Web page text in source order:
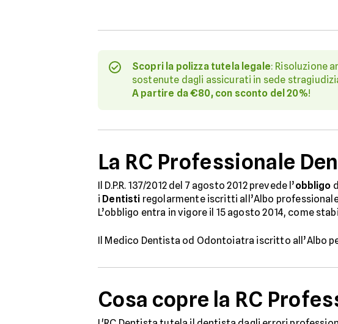
Scopri la polizza tutela legale: Risoluzione
sostenute dagli assicurati in sede
A partire da €80, con sconto del 20%!
La RC Professionale
Il D.P.R. 137/2012 del 7 agosto 2012 prevede l’obbligo
i Dentisti regolarmente iscritti all’Albo
L’obbligo entra in vigore il 15 agosto 2014, come
Il Medico Dentista od Odontoiatra iscritto all’Albo
Cosa copre la RC